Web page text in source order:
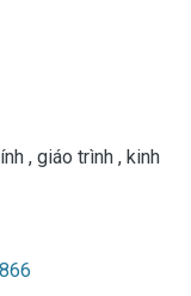
, giáo trình , kinh